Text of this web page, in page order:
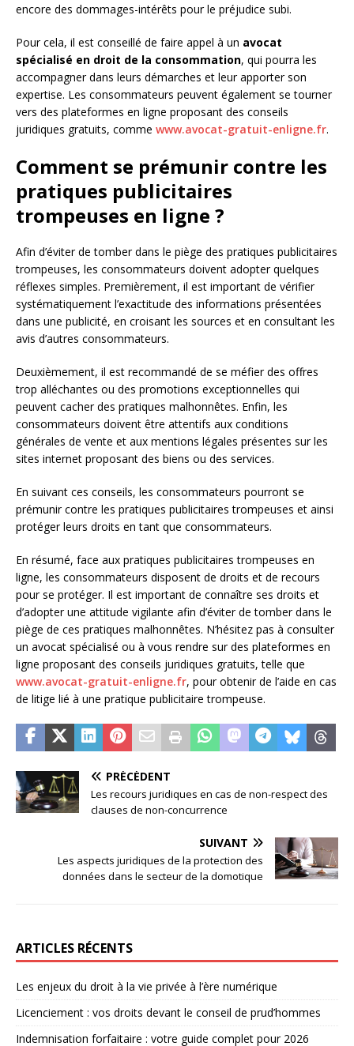
encore des dommages-intérêts pour le préjudice subi.
Pour cela, il est conseillé de faire appel à un avocat
spécialisé en droit de la consommation, qui pourra les
accompagner dans leurs démarches et leur apporter son
expertise. Les consommateurs peuvent également se tourner
vers des plateformes en ligne proposant des conseils
juridiques gratuits, comme www.avocat-gratuit-enligne.fr.
Comment se prémunir contre les
pratiques publicitaires
trompeuses en ligne ?
Afin d’éviter de tomber dans le piège des pratiques publicitaires
trompeuses, les consommateurs doivent adopter quelques
réflexes simples. Premièrement, il est important de vérifier
systématiquement l’exactitude des informations présentées
dans une publicité, en croisant les sources et en consultant les
avis d’autres consommateurs.
Deuxièmement, il est recommandé de se méfier des offres
trop alléchantes ou des promotions exceptionnelles qui
peuvent cacher des pratiques malhonnêtes. Enfin, les
consommateurs doivent être attentifs aux conditions
générales de vente et aux mentions légales présentes sur les
sites internet proposant des biens ou des services.
En suivant ces conseils, les consommateurs pourront se
prémunir contre les pratiques publicitaires trompeuses et ainsi
protéger leurs droits en tant que consommateurs.
En résumé, face aux pratiques publicitaires trompeuses en
ligne, les consommateurs disposent de droits et de recours
pour se protéger. Il est important de connaître ses droits et
d’adopter une attitude vigilante afin d’éviter de tomber dans le
piège de ces pratiques malhonnêtes. N’hésitez pas à consulter
un avocat spécialisé ou à vous rendre sur des plateformes en
ligne proposant des conseils juridiques gratuits, telle que
www.avocat-gratuit-enligne.fr, pour obtenir de l’aide en cas
de litige lié à une pratique publicitaire trompeuse.
PRÉCÉDENT
Les recours juridiques en cas de non-respect des
clauses de non-concurrence
SUIVANT
Les aspects juridiques de la protection des
données dans le secteur de la domotique
ARTICLES RÉCENTS
Les enjeux du droit à la vie privée à l’ère numérique
Licenciement : vos droits devant le conseil de prud’hommes
Indemnisation forfaitaire : votre guide complet pour 2026